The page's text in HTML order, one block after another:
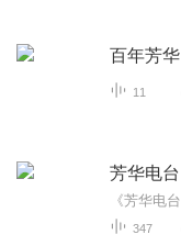
百年芳华
11
芳华电台
347